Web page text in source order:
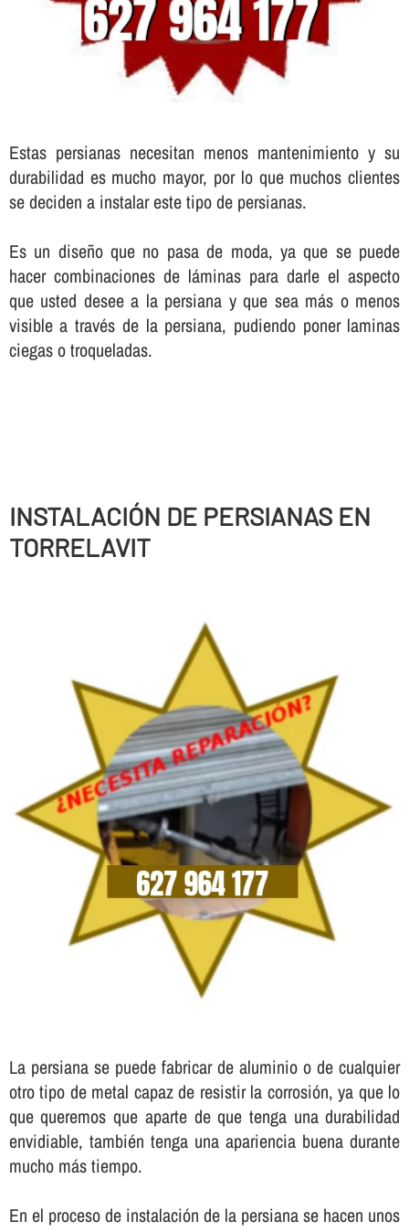
Estas persianas necesitan menos mantenimiento y su
durabilidad es mucho mayor, por lo que muchos clientes
se deciden a instalar este tipo de persianas.
Es un diseño que no pasa de moda, ya que se puede
hacer combinaciones de láminas para darle el aspecto
que usted desee a la persiana y que sea más o menos
visible a través de la persiana, pudiendo poner laminas
ciegas o troqueladas.
INSTALACIÓN DE PERSIANAS EN
TORRELAVIT
La persiana se puede fabricar de aluminio o de cualquier
otro tipo de metal capaz de resistir la corrosión, ya que lo
que queremos que aparte de que tenga una durabilidad
envidiable, también tenga una apariencia buena durante
mucho más tiempo.
En el proceso de instalación de la persiana se hacen unos